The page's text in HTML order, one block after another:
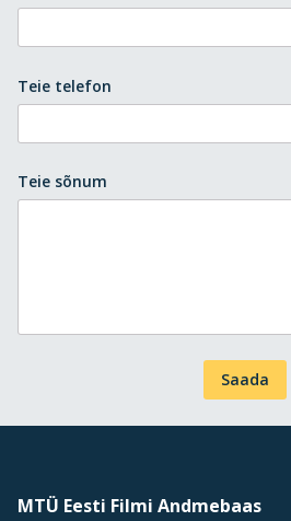
Teie telefon
Teie sõnum
Saada
MTÜ Eesti Filmi Andmebaas